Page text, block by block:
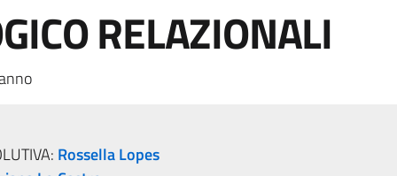
RELAZIONALI
Rossella Lopes